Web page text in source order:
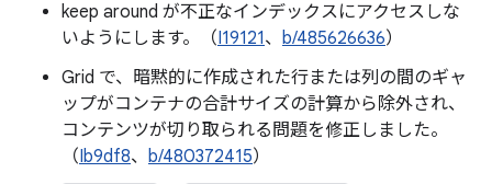
keep around が不正なインデックスにアクセスしな
いようにします。（I19121、 b/485626636）
Grid で、暗黙的に作成された行または列の間のギャ
ップがコンテナの合計サイズの計算から除外され、
コンテンツが切り取られる問題を修正しました。
（Ib9df8、 b/480372415）